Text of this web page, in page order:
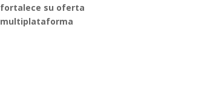
fortalece su oferta
multiplataforma